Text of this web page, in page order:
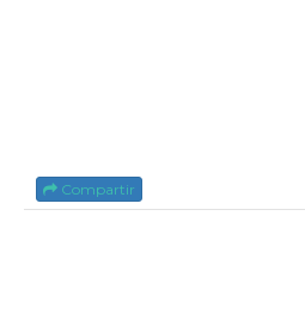
Compartir